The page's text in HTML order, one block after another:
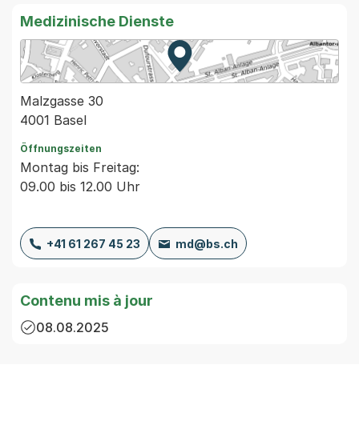
Medizinische Dienste
Zur Karte von MapBS.
Externer Link, wird in einem
Malzgasse 30
4001 Basel
Öffnungszeiten
Montag bis Freitag:
09.00 bis 12.00 Uhr
+41 61 267 45 23 md@bs.ch
Contenu mis à jour
08.08.2025